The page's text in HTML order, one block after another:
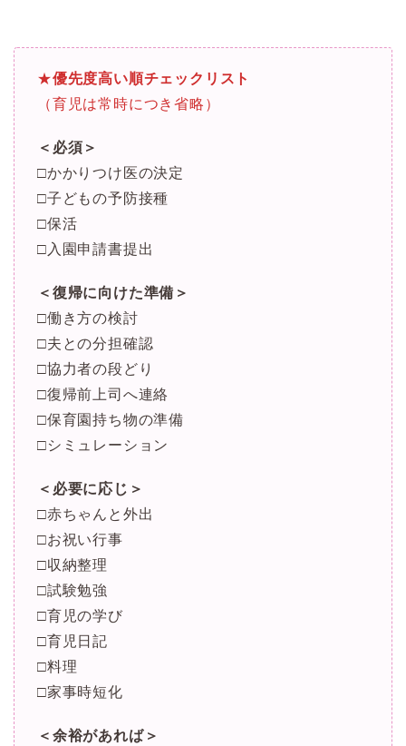
★優先度高い順チェックリスト
（育児は常時につき省略）
＜必須＞
□かかりつけ医の決定
□子どもの予防接種
□保活
□入園申請書提出
＜復帰に向けた準備＞
□働き方の検討
□夫との分担確認
□協力者の段どり
□復帰前上司へ連絡
□保育園持ち物の準備
□シミュレーション
＜必要に応じ＞
□赤ちゃんと外出
□お祝い行事
□収納整理
□試験勉強
□育児の学び
□育児日記
□料理
□家事時短化
＜余裕があれば＞